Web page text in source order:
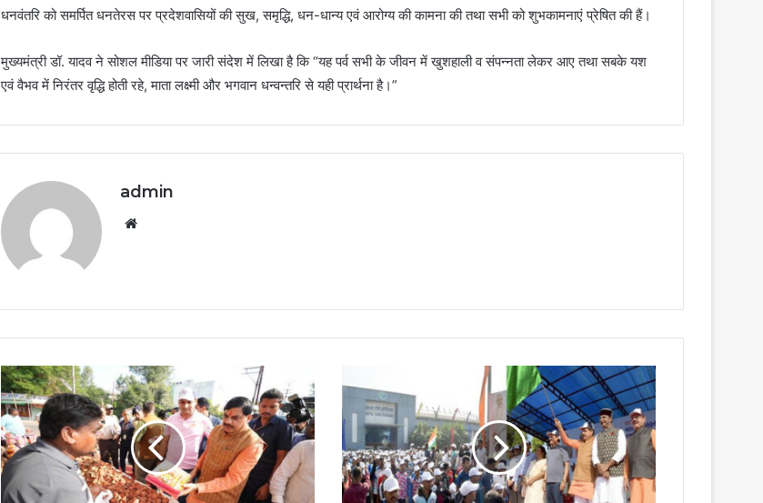
धनवंतरि को समर्पित धनतेरस पर प्रदेशवासियों की सुख, समृद्धि, धन-धान्य एवं आरोग्य की कामना की तथा सभी को शुभकामनाएं प्रेषित की हैं।
मुख्यमंत्री डॉ. यादव ने सोशल मीडिया पर जारी संदेश में लिखा है कि “यह पर्व सभी के जीवन में खुशहाली व संपन्नता लेकर आए तथा सबके यश
एवं वैभव में निरंतर वृद्धि होती रहे, माता लक्ष्मी और भगवान धन्वन्तरि से यही प्रार्थना है।”
admin